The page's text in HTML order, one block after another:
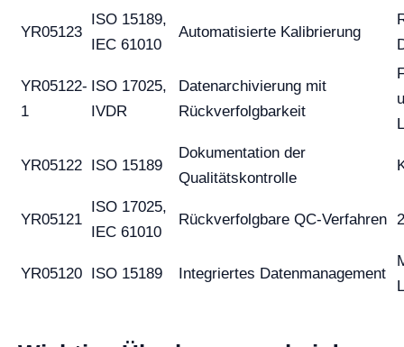
YR05123
ISO 15189,
IEC 61010
Automatisierte Kalibrierung
YR05122-
1
ISO 17025,
IVDR
Datenarchivierung mit
Rückverfolgbarkeit
YR05122 ISO 15189
Dokumentation der
Qualitätskontrolle
YR05121
ISO 17025,
IEC 61010
Rückverfolgbare QC-Verfahren
YR05120 ISO 15189 Integriertes Datenmanagement